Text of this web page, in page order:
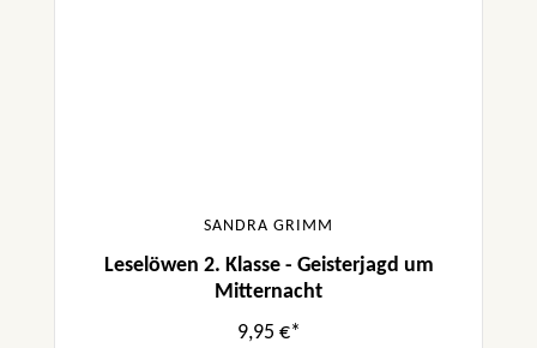
SANDRA GRIMM
Leselöwen 2. Klasse - Geisterjagd um
Mitternacht
9,95 €*